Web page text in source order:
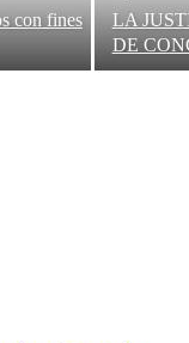
con fines
LA
DE